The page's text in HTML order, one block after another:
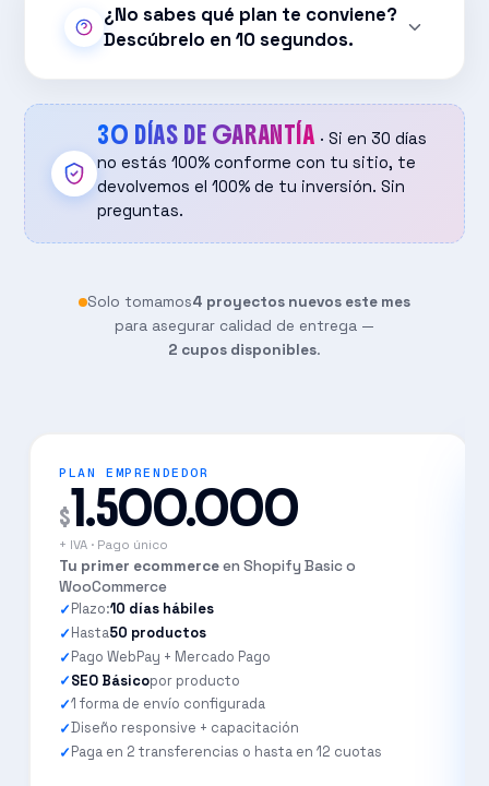
¿No sabes qué plan te conviene?
Descúbrelo en 10 segundos.
Entre 50 y 500
Más de 500 / catálogo grande
No, algo simple y rápido
Tal vez, quiero ver opciones
30 DÍAS DE GARANTÍA · Si en 30 días
no estás 100% conforme con tu sitio, te
devolvemos el 100% de tu inversión. Sin
preguntas.
Solo tomamos4 proyectos nuevos este mes
para asegurar calidad de entrega —
2 cupos disponibles.
PLAN EMPRENDEDOR
$1.500.000
+ IVA · Pago único
Tu primer ecommerceen Shopify Basic o
WooCommerce
Plazo:10 días hábiles
Hasta50 productos
Pago WebPay + Mercado Pago
SEO Básicopor producto
1 forma de envío configurada
Diseño responsive + capacitación
Paga en 2 transferencias o hasta en 12 cuotas